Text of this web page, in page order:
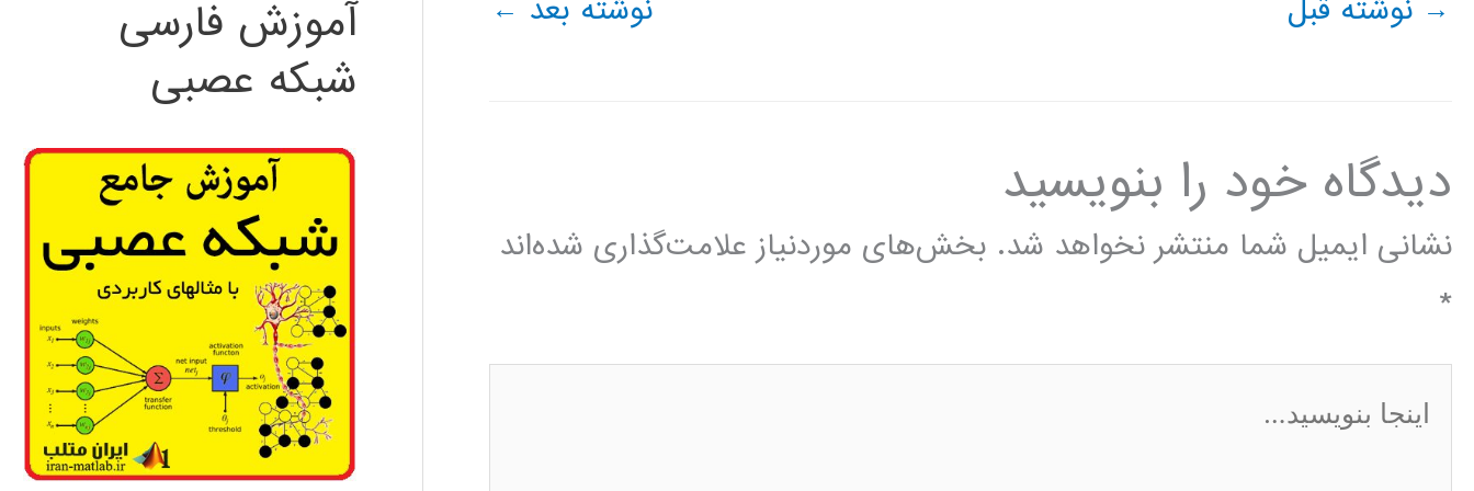
→ نوشته قبل نوشته بعد ←
دیدگاه‌ خود را بنویسید
نشانی ایمیل شما منتشر نخواهد شد. بخش‌های موردنیاز علامت‌گذاری شده‌اند
*
اینجا
بنویسید…
آموزش فارسی
شبکه عصبی